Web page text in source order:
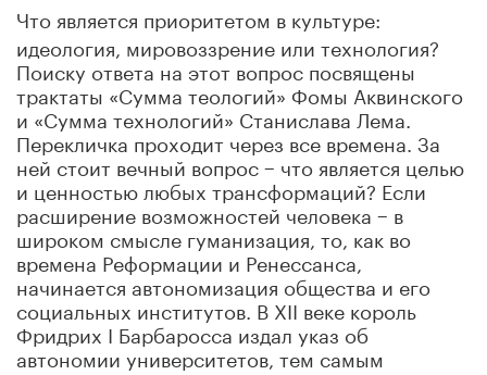
Что является приоритетом в культуре:
идеология, мировоззрение или технология?
Поиску ответа на этот вопрос посвящены
трактаты «Сумма теологий» Фомы Аквинского
и «Сумма технологий» Станислава Лема.
Перекличка проходит через все времена. За
ней стоит вечный вопрос− что является целью
и ценностью любых трансформаций? Если
расширение возможностей человека − в
широком смысле гуманизация, то, как во
времена Реформации и Ренессанса,
начинается автономизация общества и его
социальных институтов. В XII веке король
Фридрих I Барбаросса издал указ об
автономии университетов, тем самым